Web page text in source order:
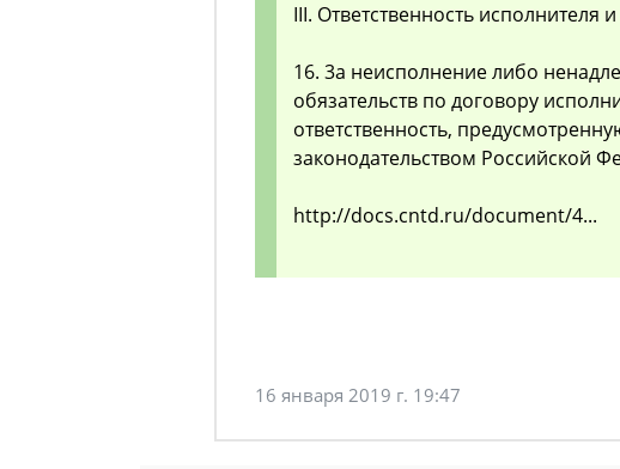
III. Ответственность исполнителя
16. 3а неисполнение либо
обязательств по договору
ответственность,
законодательством Российской
http://docs.cntd.ru/document/4...
16 января 2019 г. 19:47